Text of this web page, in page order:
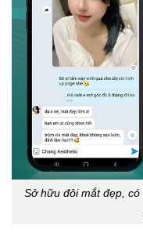
Sở hữu đôi mắt đẹp,